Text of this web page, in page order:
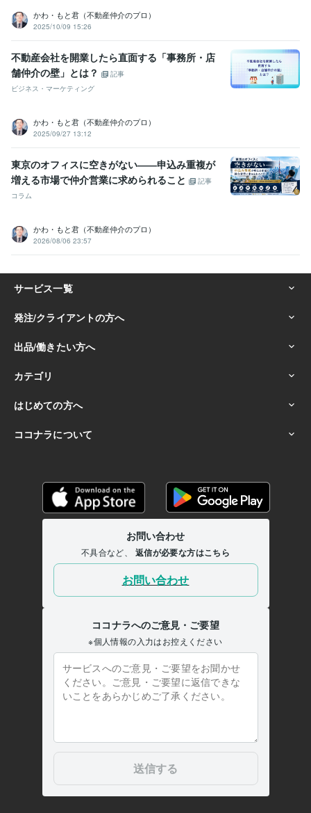
かわ・もと君（不動産仲介のプロ）
2025/10/09 15:26
不動産会社を開業したら直面する「事務所・店
舗仲介の壁」とは？
記事
ビジネス・マーケティング
かわ・もと君（不動産仲介のプロ）
2025/09/27 13:12
東京のオフィスに空きがない――申込み重複が
増える市場で仲介営業に求められること
記事
コラム
かわ・もと君（不動産仲介のプロ）
2026/08/06 23:57